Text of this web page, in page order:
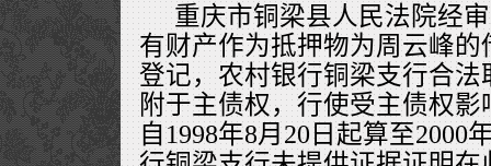
重庆市铜梁县人民法院经
有财产作为抵押物为周云峰
登记，农村银行铜梁支行合
附于主债权，行使受主债权
自1998年8月20日起算至2000